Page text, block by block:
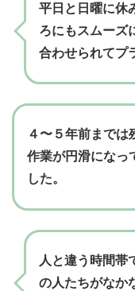
平日と日曜に休
ろにもスムーズ
合わせられてプ
４〜５年前までは
作業が円滑になっ
した。
人と違う時間帯
の人たちがなか